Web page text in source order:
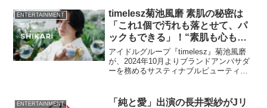
さと』。
ENTERTAINMENT
timelesz菊池風磨 素肌の秘密は
「これ1個で汚れも落とせて、パ
ックもできる」！“素肌も心も躍
った”瞬間は…
アイドルグループ『timelesz』菊池風磨
が、2024年10月よりブランドアンバサダ
ーを務めるサスティナブルビューティー
11月20日より公開。
ENTERTAINMENT
「純と愛」出演の長井梨紗がJリ